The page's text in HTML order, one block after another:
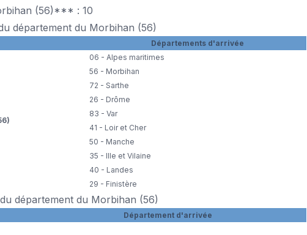
(56)*** : 10
département du Morbihan (56)
Départements d'arrivée
06 - Alpes maritimes
56 - Morbihan
72 - Sarthe
26 - Drôme
83 - Var
41 - Loir et Cher
50 - Manche
35 - Ille et Vilaine
40 - Landes
29 - Finistère
département du Morbihan (56)
Département d'arrivée